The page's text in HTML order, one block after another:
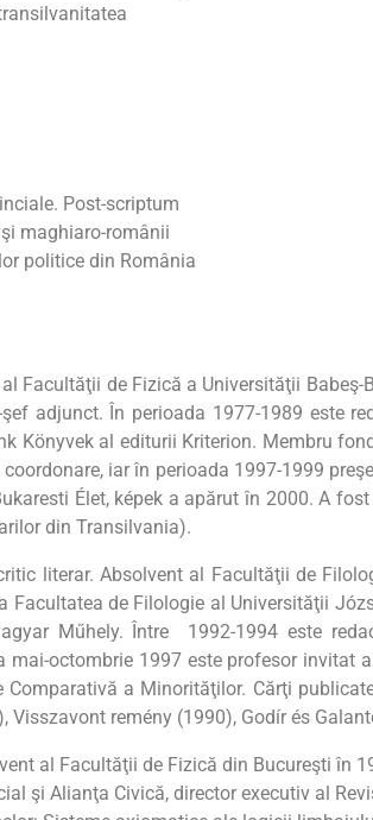
Post-scriptum
maghiaro-românii
politice din România
Facultăţii de Fizică a Universităţii
adjunct. În perioada 1977-1989 este
Könyvek al editurii Kriterion. Membru
iar în perioada 1997-1999
Élet, képek a apărut în 2000. A
din Transilvania).
literar. Absolvent al Facultăţii de
Facultatea de Filologie al Universităţii
Műhely. Între 1992-1994 este
mai-octombrie 1997 este profesor invitat
Comparativă a Minorităţilor. Cărţi
remény (1990), Godír és
al Facultăţii de Fizică din Bucureşti în
şi Alianţa Civică, director executiv al